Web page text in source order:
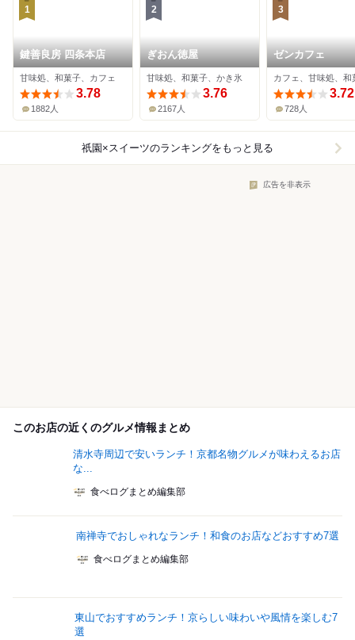
1
鍵善良房 四条本店
甘味処、和菓子、カフェ
3.78
1882人
2
ぎおん徳屋
甘味処、和菓子、かき氷
3.76
2167人
3
ゼンカフェ
カフェ、甘味処、和
3.72
728人
祇園×スイーツのランキングをもっと見る
広告を非表示
このお店の近くのグルメ情報まとめ
清水寺周辺で安いランチ！京都名物グルメが味わえるお店
な...
食べログまとめ編集部
南禅寺でおしゃれなランチ！和食のお店などおすすめ7選
食べログまとめ編集部
東山でおすすめランチ！京らしい味わいや風情を楽しむ7
選